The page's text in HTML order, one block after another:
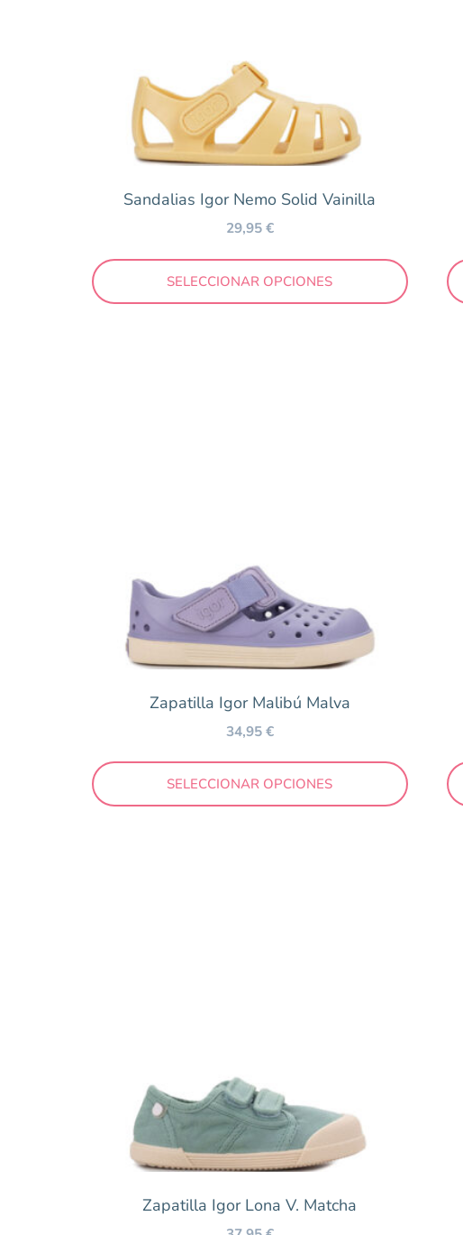
Zapy
Temporada
Primavera/Verano
Sandalias Igor Nemo Solid Vainilla
29,95€
SELECCIONAR OPCIONES
Zapatilla Igor Malibú Malva
34,95€
SELECCIONAR OPCIONES
Zapatilla Igor Lona V. Matcha